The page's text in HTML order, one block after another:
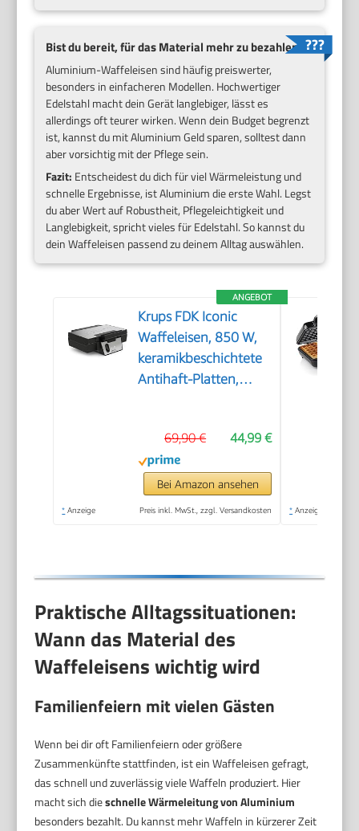
Bist du bereit, für das Material mehr zu bezahlen?
Aluminium-Waffeleisen sind häufig preiswerter,
besonders in einfacheren Modellen. Hochwertiger
Edelstahl macht dein Gerät langlebiger, lässt es
allerdings oft teurer wirken. Wenn dein Budget begrenzt
ist, kannst du mit Aluminium Geld sparen, solltest dann
aber vorsichtig mit der Pflege sein.
Fazit: Entscheidest du dich für viel Wärmeleistung und
schnelle Ergebnisse, ist Aluminium die erste Wahl. Legst
du aber Wert auf Robustheit, Pflegeleichtigkeit und
Langlebigkeit, spricht vieles für Edelstahl. So kannst du
dein Waffeleisen passend zu deinem Alltag auswählen.
ANGEBOT
Krups FDK Iconic
Waffeleisen, 850 W,
keramikbeschichtete
Antihaft-Platten,
Aufbewahrung,
benutzerfreundlich,
Schwarz/Edelstahl,
FDK261
44,99 €
69,90 €
Bei Amazon ansehen
* Anzeige Preis inkl. MwSt., zzgl. Versandkosten * Anzeige
Praktische Alltagssituationen:
Wann das Material des
Waffeleisens wichtig wird
Familienfeiern mit vielen Gästen
Wenn bei dir oft Familienfeiern oder größere
Zusammenkünfte stattfinden, ist ein Waffeleisen gefragt,
das schnell und zuverlässig viele Waffeln produziert. Hier
macht sich dieschnelle Wärmeleitung von Aluminium
besonders bezahlt. Du kannst mehr Waffeln in kürzerer Zeit